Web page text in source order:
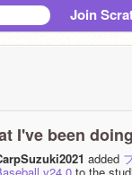
Join
I've been doing
added
v24.0 to the